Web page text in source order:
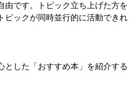
由です。トピック立ち上げた方を
ピックが同時並行的に活動できれ
とした「おすすめ本」を紹介する